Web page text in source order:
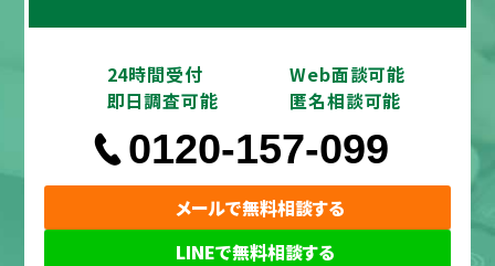
24時間受付
Web面談可能
即日調査可能
匿名相談可能
0120-157-099
メールで無料相談する
LINEで無料相談する